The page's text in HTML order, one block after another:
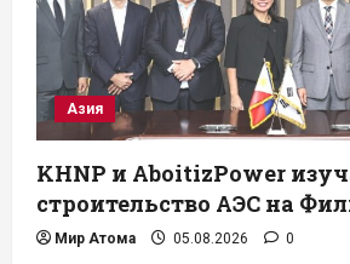
Азия
KHNP и AboitizPower
строительство АЭС на
Мир Атома 05.08.2026 0